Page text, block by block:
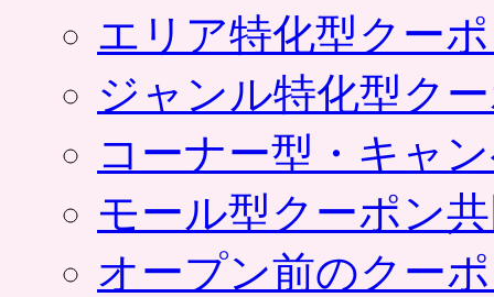
エリア特化型クー
ジャンル特化型ク
コーナー型・キャ
モール型クーポン
オープン前のクー